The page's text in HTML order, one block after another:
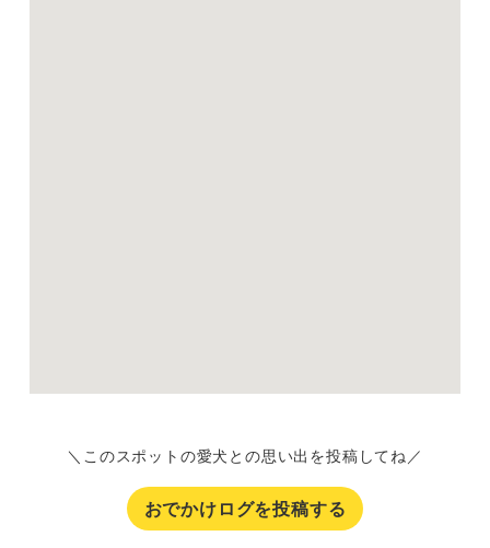
＼このスポットの愛犬との思い出を投稿してね／
おでかけログを投稿する